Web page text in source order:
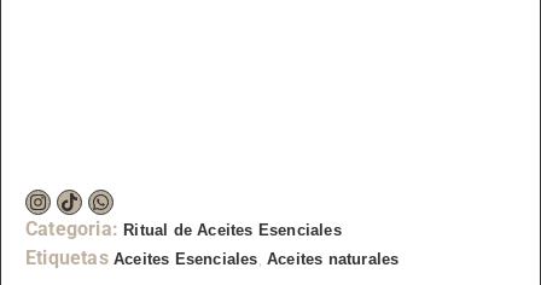
Categoria: Ritual de Aceites Esenciales
Etiquetas Aceites Esenciales,Aceites naturales